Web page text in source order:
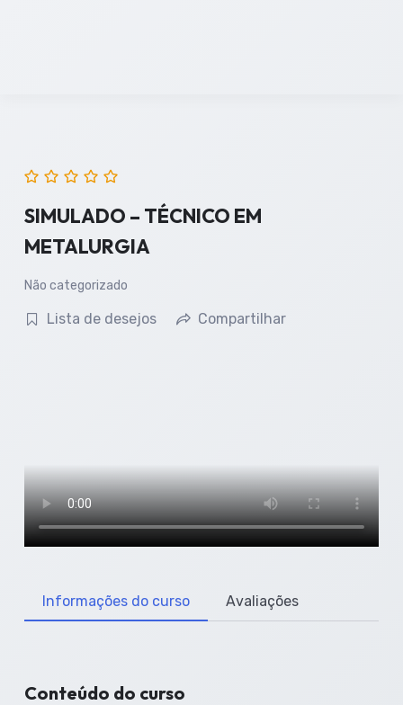
SIMULADO – TÉCNICO EM
METALURGIA
Não categorizado
Lista de desejos Compartilhar
Informações do curso Avaliações
Conteúdo do curso